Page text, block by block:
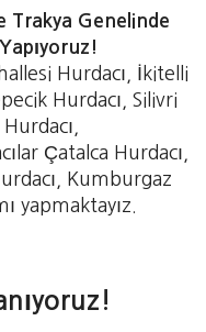
Trakya Genelinde
Hurdacı, İkitelli
Hurdacı, Silivri
Çatalca Hurdacı,
Kumburgaz
yapmaktayız.